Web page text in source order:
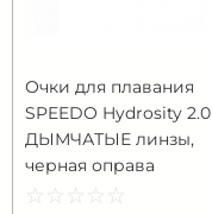
Очки для плавания
SPEEDO Hydrosity 2.0
ДЫМЧАТЫЕ линзы,
черная оправа
☆ ☆ ☆ ☆ ☆
★ ★ ★ ★ ★